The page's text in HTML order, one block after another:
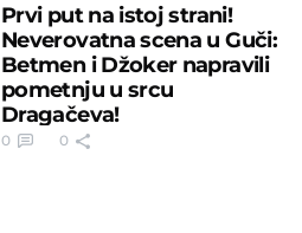
Prvi put na istoj strani!
Neverovatna scena u Guči:
Betmen i Džoker napravili
pometnju u srcu
Dragačeva!
0 0